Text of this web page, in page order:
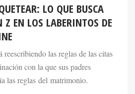
LO QUE BUSCA
Z EN LOS LABERINTOS DE
las reglas de las citas
con la que sus padres
las reglas del matrimonio.